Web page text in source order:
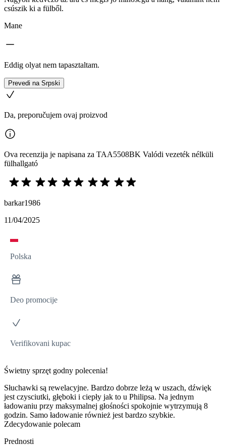
csúszik ki a fülből.
Mane
Eddig olyat nem tapasztaltam.
Prevedi na Srpski
Da, preporučujem ovaj proizvod
Ova recenzija je napisana za TAA5508BK Valódi vezeték nélküli
fülhallgató
barkar1986
11/04/2025
Polska
Deo promocije
Verifikovani kupac
Świetny sprzęt godny polecenia!
Słuchawki są rewelacyjne. Bardzo dobrze leżą w uszach, dźwięk
jest czysciutki, głęboki i ciepły jak to u Philipsa. Na jednym
ładowaniu przy maksymalnej głośności spokojnie wytrzymują 8
godzin. Samo ładowanie również jest bardzo szybkie.
Zdecydowanie polecam
Prednosti